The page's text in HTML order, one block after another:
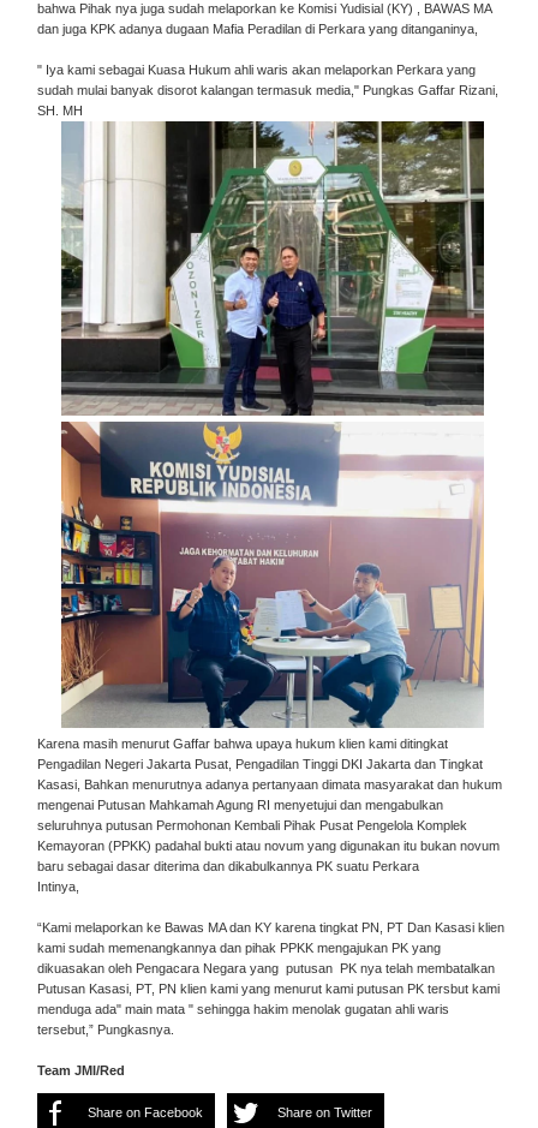
bahwa Pihak nya juga sudah melaporkan ke Komisi Yudisial (KY) , BAWAS MA
dan juga KPK adanya dugaan Mafia Peradilan di Perkara yang ditanganinya,
" Iya kami sebagai Kuasa Hukum ahli waris akan melaporkan Perkara yang
sudah mulai banyak disorot kalangan termasuk media," Pungkas Gaffar Rizani,
SH. MH
Karena masih menurut Gaffar bahwa upaya hukum klien kami ditingkat
Pengadilan Negeri Jakarta Pusat, Pengadilan Tinggi DKI Jakarta dan Tingkat
Kasasi, Bahkan menurutnya adanya pertanyaan dimata masyarakat dan hukum
mengenai Putusan Mahkamah Agung RI menyetujui dan mengabulkan
seluruhnya putusan Permohonan Kembali Pihak Pusat Pengelola Komplek
Kemayoran (PPKK) padahal bukti atau novum yang digunakan itu bukan novum
baru sebagai dasar diterima dan dikabulkannya PK suatu Perkara
Intinya,
“Kami melaporkan ke Bawas MA dan KY karena tingkat PN, PT Dan Kasasi klien
kami sudah memenangkannya dan pihak PPKK mengajukan PK yang
dikuasakan oleh Pengacara Negara yang putusan PK nya telah membatalkan
Putusan Kasasi, PT, PN klien kami yang menurut kami putusan PK tersbut kami
menduga ada" main mata " sehingga hakim menolak gugatan ahli waris
tersebut,” Pungkasnya.
Team JMI/Red
Share on Facebook Share on Twitter